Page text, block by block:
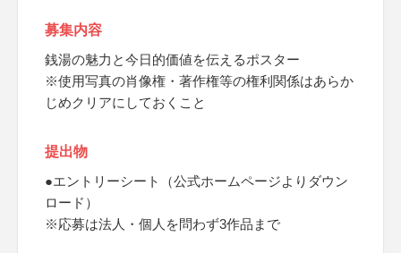
募集内容
銭湯の魅力と今日的価値を伝えるポスター
※使用写真の肖像権・著作権等の権利関係はあらか
じめクリアにしておくこと
提出物
●エントリーシート（公式ホームページよりダウン
ロード）
※応募は法人・個人を問わず3作品まで